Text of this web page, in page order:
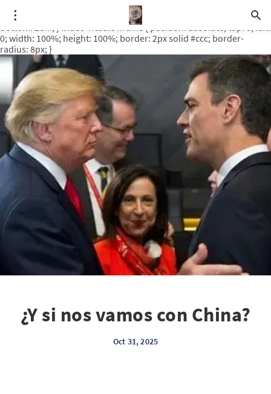
.video-rituale { position: relative; padding-bottom: 56.25%; /* 16:9
ratio */ height: 0; overflow: hidden; margin-top: 3em; margin-
bottom: 2em; } .video-rituale iframe { position: absolute; top: 0; left:
0; width: 100%; height: 100%; border: 2px solid #ccc; border-
radius: 8px; }
¿Y si nos vamos con China?
Oct 31, 2025